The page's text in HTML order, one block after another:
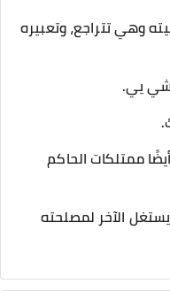
وهي تتراجع، وتعبيره
يي.
ممتلكات الحاكم
الآخر لمصلحته